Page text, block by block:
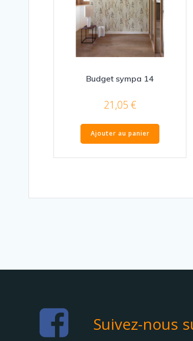
Budget sympa 14
21,05 €
Ajouter au panier
Suivez-nous